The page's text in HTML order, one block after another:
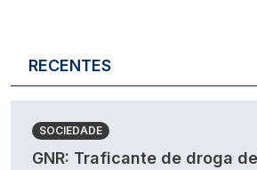
RECENTES
SOCIEDADE
GNR: Traficante de droga